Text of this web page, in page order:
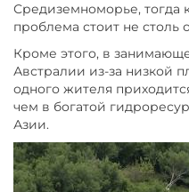
Средиземноморье, тогда
проблема стоит не столь
Кроме этого, в
Австралии из-за низкой
одного жителя
чем в богатой
Азии.